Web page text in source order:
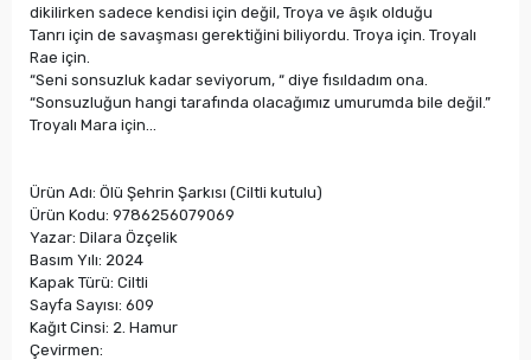
dikilirken sadece kendisi için değil, Troya ve âşık olduğu
Tanrı için de savaşması gerektiğini biliyordu. Troya için. Troyalı
Rae için.
“Seni sonsuzluk kadar seviyorum, “ diye fısıldadım ona.
“Sonsuzluğun hangi tarafında olacağımız umurumda bile değil.”
Troyalı Mara için...
Ürün Adı: Ölü Şehrin Şarkısı (Ciltli kutulu)
Ürün Kodu: 9786256079069
Yazar: Dilara Özçelik
Basım Yılı: 2024
Kapak Türü: Ciltli
Sayfa Sayısı: 609
Kağıt Cinsi: 2. Hamur
Çevirmen: